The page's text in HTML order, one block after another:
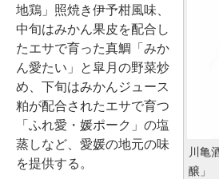
川亀
醸」
地鶏」照焼き伊予柑風味、
中旬はみかん果皮を配合し
たエサで育った真鯛「みか
ん愛たい」と皐月の野菜炒
め、下旬はみかんジュース
粕が配合されたエサで育つ
「ふれ愛・媛ポーク」の塩
蒸しなど、愛媛の地元の味
を提供する。